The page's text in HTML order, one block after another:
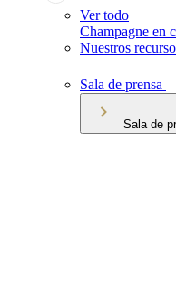
Ver todo
Champagne en
Nuestros
Sala de prensa
Sala de